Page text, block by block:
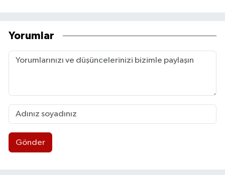
Yorumlar
Gönder